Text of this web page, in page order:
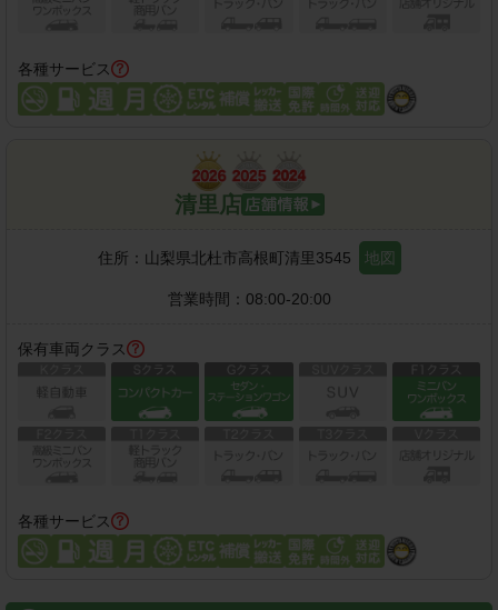
各種サービス
清里店
住所： 山梨県北杜市高根町清里3545 地図
営業時間： 08:00-20:00
保有車両クラス
各種サービス